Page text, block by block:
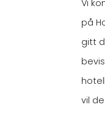
Vi
på
gitt
vil